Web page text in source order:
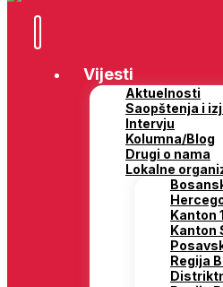
Vijesti
Aktuelnosti
Saopštenja i
Intervju
Kolumna/Blog
Drugi o nama
Lokalne
Kanton
Kanton
Regija